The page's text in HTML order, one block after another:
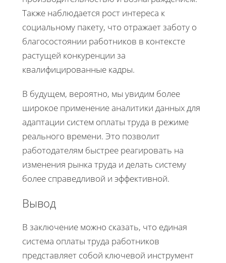
Также наблюдается рост интереса к
социальному пакету, что отражает заботу о
благосостоянии работников в контексте
растущей конкуренции за
квалифицированные кадры.
В будущем, вероятно, мы увидим более
широкое применение аналитики данных для
адаптации систем оплаты труда в режиме
реального времени. Это позволит
работодателям быстрее реагировать на
изменения рынка труда и делать систему
более справедливой и эффективной.
Вывод
В заключение можно сказать, что единая
система оплаты труда работников
представляет собой ключевой инструмент